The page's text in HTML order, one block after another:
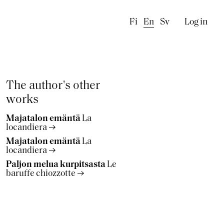
Fi En Sv Log in
The author's other
works
Majatalon emäntä La
locandiera
Majatalon emäntä La
locandiera
Paljon melua kurpitsasta Le
baruffe chiozzotte